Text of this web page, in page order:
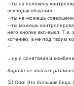
--ты на половину
эпизодах общения
--ты не можешь
--ты можешь
него кнопки вкл-выкл. Т.е.
хотению, а не под твоим
--...
...ну и сочетания и
Короче не хватает
(2) Ооо! Это большая беда.